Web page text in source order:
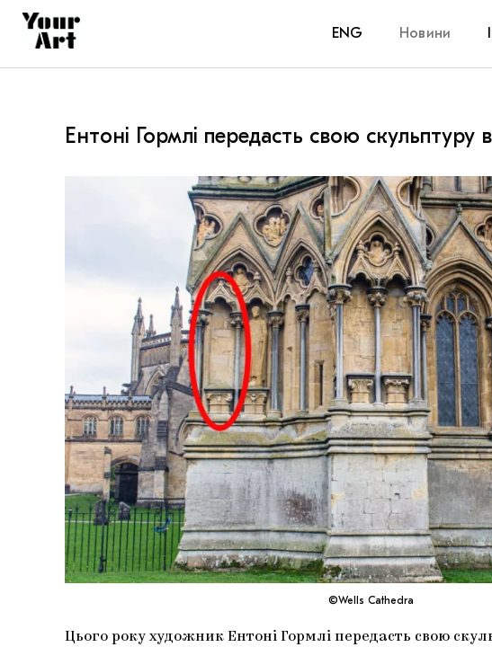
ENG Новини
Ентоні Гормлі передасть свою скульптуру
©Wells Cathedra
Цього року художник Ентоні Гормлі передасть свою